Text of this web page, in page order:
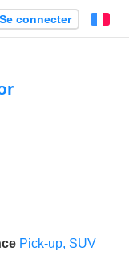
Se connecter
Pick-up, SUV